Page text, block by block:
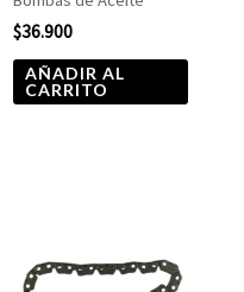
$36.900
AÑADIR AL
CARRITO